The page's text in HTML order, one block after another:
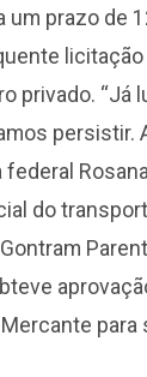
um prazo de
licitação
privado. “Já
persistir.
do
para